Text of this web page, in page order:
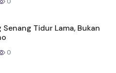
Tidur Lama, Bukan
0